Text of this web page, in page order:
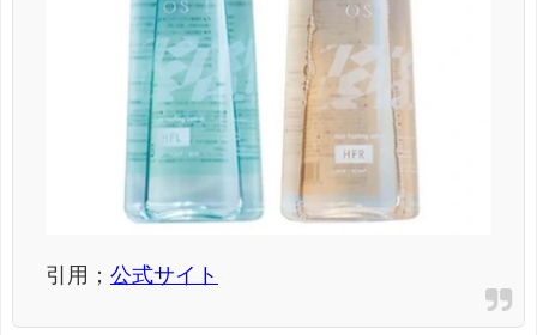
引用； 公式サイト